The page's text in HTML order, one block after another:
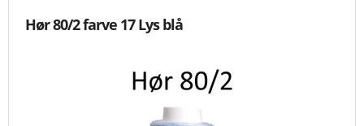
Hør 80/2 farve 17 Lys blå